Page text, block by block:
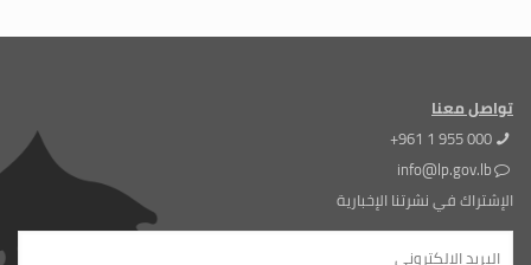
تواصل معنا
+961 1 955 000
info@lp.gov.lb
الإشتراك في نشرتنا الإخبارية